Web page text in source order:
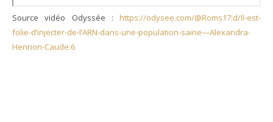
Source vidéo Odyssée : https://odysee.com/@Roms17:d/Il-est-
folie-d’injecter-de-l’ARN-dans-une-population-saine—Alexandra-
Henrion-Caude:6